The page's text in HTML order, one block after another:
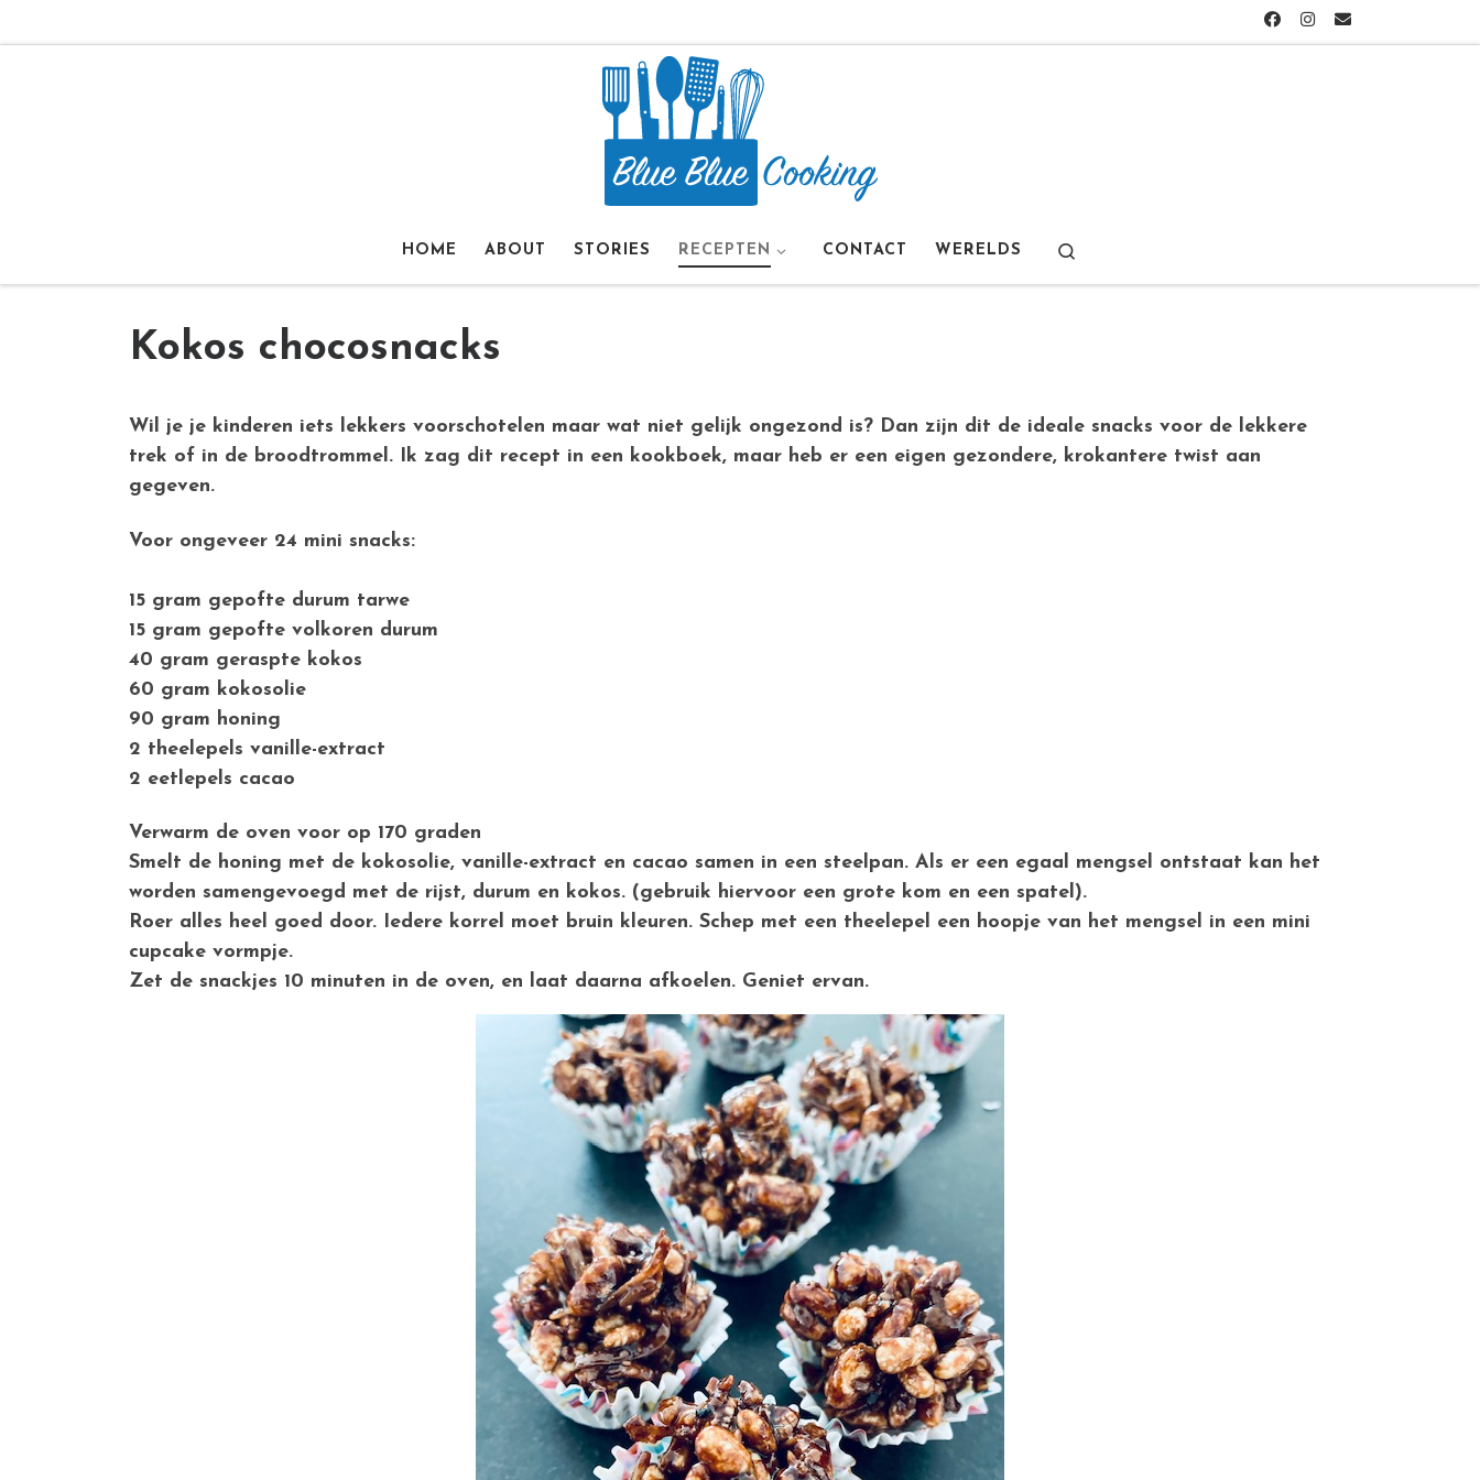
HOME ABOUT STORIES RECEPTEN CONTACT WERELDS
Kokos chocosnacks
Wil je je kinderen iets lekkers voorschotelen maar wat niet gelijk ongezond is? Dan zijn dit de ideale snacks voor de lekkere
trek of in de broodtrommel. Ik zag dit recept in een kookboek, maar heb er een eigen gezondere, krokantere twist aan
gegeven.
Voor ongeveer 24 mini snacks:
15 gram gepofte durum tarwe
15 gram gepofte volkoren durum
40 gram geraspte kokos
60 gram kokosolie
90 gram honing
2 theelepels vanille-extract
2 eetlepels cacao
Verwarm de oven voor op 170 graden
Smelt de honing met de kokosolie, vanille-extract en cacao samen in een steelpan. Als er een egaal mengsel ontstaat kan het
worden samengevoegd met de rijst, durum en kokos. (gebruik hiervoor een grote kom en een spatel).
Roer alles heel goed door. Iedere korrel moet bruin kleuren. Schep met een theelepel een hoopje van het mengsel in een mini
cupcake vormpje.
Zet de snackjes 10 minuten in de oven, en laat daarna afkoelen. Geniet ervan.